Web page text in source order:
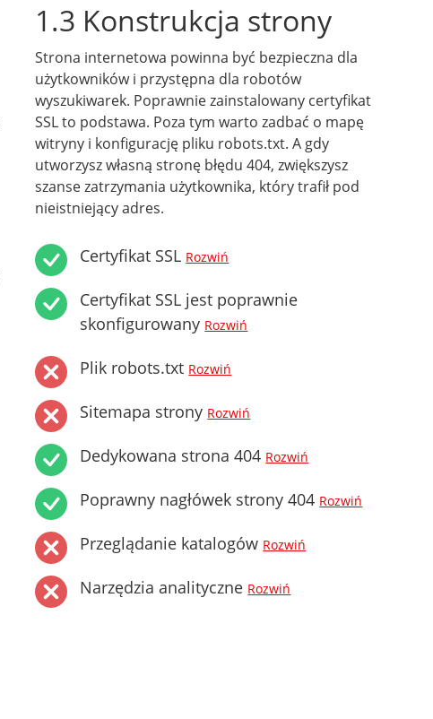
1.3 Konstrukcja strony
Strona internetowa powinna być bezpieczna dla
użytkowników i przystępna dla robotów
wyszukiwarek. Poprawnie zainstalowany certyfikat
SSL to podstawa. Poza tym warto zadbać o mapę
witryny i konfigurację pliku robots.txt. A gdy
utworzysz własną stronę błędu 404, zwiększysz
szanse zatrzymania użytkownika, który trafił pod
nieistniejący adres.
Certyfikat SSL Rozwiń
Certyfikat SSL jest poprawnie
skonfigurowany Rozwiń
Plik robots.txt Rozwiń
Sitemapa strony Rozwiń
Dedykowana strona 404 Rozwiń
Poprawny nagłówek strony 404 Rozwiń
Przeglądanie katalogów Rozwiń
Narzędzia analityczne Rozwiń